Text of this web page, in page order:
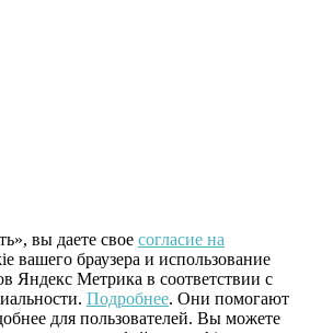
вы даете свое согласие на
вашего браузера и использование
Яндекс Метрика в соответствии с
Подробнее. Они помогают
для пользователей. Вы можете